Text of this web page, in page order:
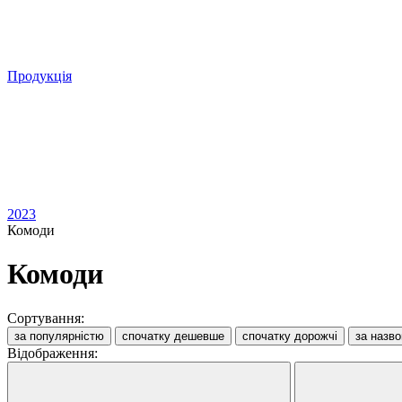
Продукція
2023
Комоди
Комоди
Сортування:
за популярністю спочатку дешевше спочатку дорожчі за
Відображення: